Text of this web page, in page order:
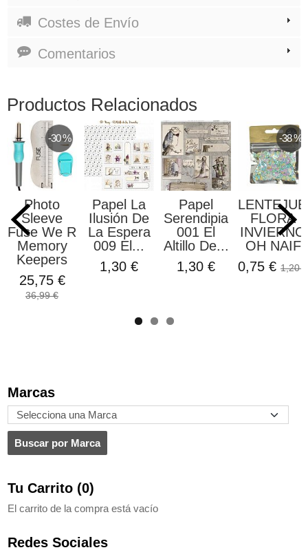
Marcas
Tu Carrito (0)
El carrito de la compra está vacío
Redes Sociales
Costes de Envío
Comentarios
Productos Relacionados
-30 %
Photo
Sleeve
Fuse We R
Memory
Keepers
25,75 €
36,99 €
Papel La
Ilusión De
La Espera
009 El...
1,30 €
Papel
Serendipia
001 El
Altillo De...
1,30 €
-38 %
FLORA
INVIERNO
OH NAIF
0,75 € 1,20 €